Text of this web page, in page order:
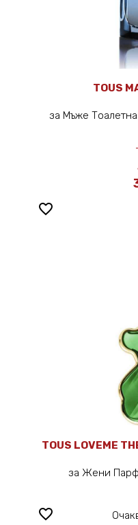
favorite_border
TOUS
за Мъже
favorite_border
TOUS LOVEME
за Жени